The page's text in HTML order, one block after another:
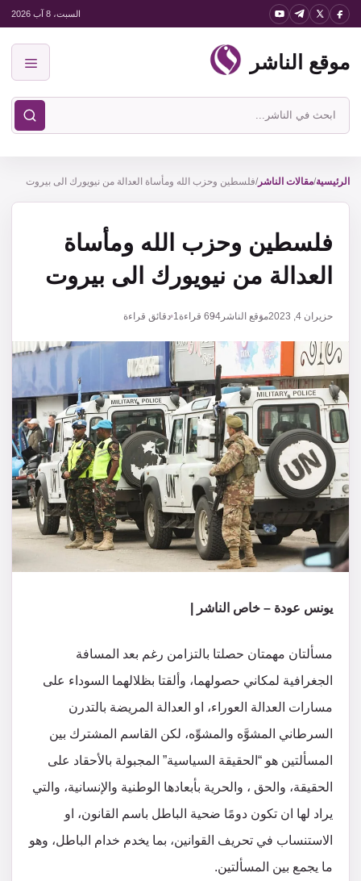
انتقل
المحتوى
السبت، 8 آب 2026
موقع الناشر
ابحث
في
الناشر
الرئيسية/مقالات الناشر/فلسطين وحزب الله ومأساة العدالة من نيويورك الى بيروت
فلسطين وحزب الله ومأساة
العدالة من نيويورك الى بيروت
حزيران 4, 2023 موقع الناشر 694 قراءة1 دقائق قراءة
يونس عودة – خاص الناشر |
مسألتان مهمتان حصلتا بالتزامن رغم بعد المسافة
الجغرافية لمكاني حصولهما، وألقتا بظلالهما السوداء على
مسارات العدالة العوراء، او العدالة المريضة بالتدرن
السرطاني المشوَّه والمشوِّه، لكن القاسم المشترك بين
المسألتين هو “الحقيقة السياسية” المجبولة بالأحقاد على
الحقيقة، والحق ، والحرية بأبعادها الوطنية والإنسانية، والتي
يراد لها ان تكون دومًا ضحية الباطل باسم القانون، او
الاستنساب في تحريف القوانين، بما يخدم خدام الباطل، وهو
ما يجمع بين المسألتين.